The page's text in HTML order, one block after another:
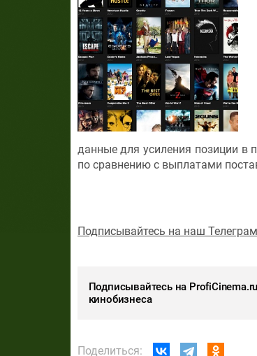
данные для усиления позиции в
по сравнению с выплатами
Подписывайтесь на наш
Подписывайтесь на
кинобизнеса
Поделиться: